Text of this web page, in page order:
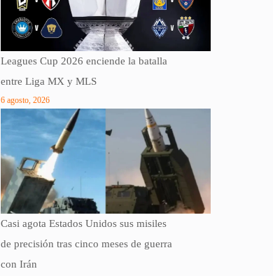
Leagues Cup 2026 enciende la batalla
entre Liga MX y MLS
6 agosto, 2026
Casi agota Estados Unidos sus misiles
de precisión tras cinco meses de guerra
con Irán